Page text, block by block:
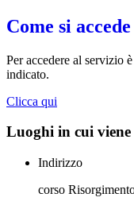
Come si
Per accedere al servizio
indicato.
Clicca qui
Luoghi in cui
Indirizzo
corso